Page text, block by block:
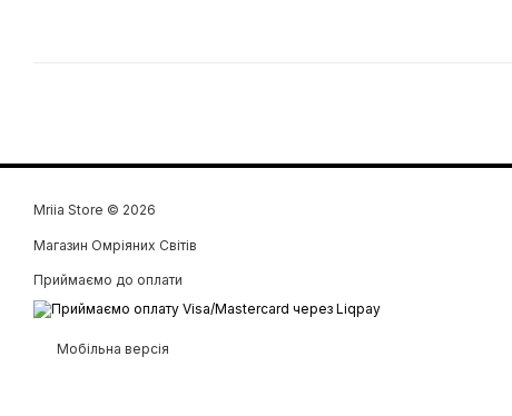
Mriia Store © 2026
Магазин Омріяних Світів
Приймаємо до оплати
Мобільна версія